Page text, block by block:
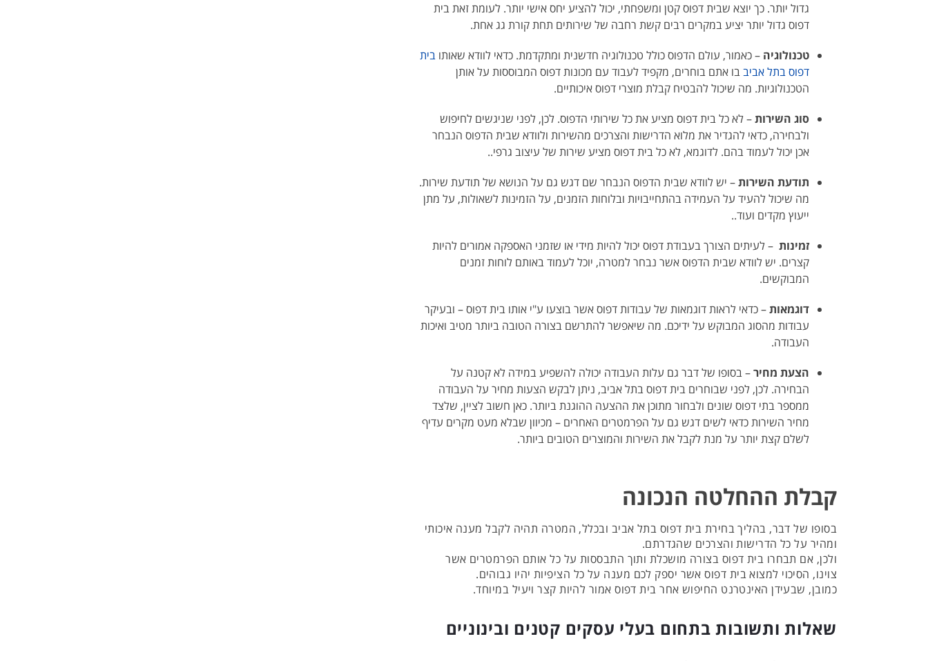
גדול יותר. כך יוצא שבית דפוס קטן ומשפחתי, יכול להציע יחס אישי יותר. לעומת זאת בית
דפוס גדול יותר יציע במקרים רבים קשת רחבה של שירותים תחת קורת גג אחת.
טכנולוגיה – כאמור, עולם הדפוס כולל טכנולוגיה חדשנית ומתקדמת. כדאי לוודא שאותו בית
דפוס בתל אביבבו אתם בוחרים, מקפיד לעבוד עם מכונות דפוס המבוססות על אותן
הטכנולוגיות. מה שיכול להבטיח קבלת מוצרי דפוס איכותיים.
סוג השירות– לא כל בית דפוס מציע את כל שירותי הדפוס. לכן, לפני שניגשים לחיפוש
ולבחירה, כדאי להגדיר את מלוא הדרישות והצרכים מהשירות ולוודא שבית הדפוס הנבחר
אכן יכול לעמוד בהם. לדוגמא, לא כל בית דפוס מציע שירות של עיצוב גרפי..
תודעת השירות– יש לוודא שבית הדפוס הנבחר שם דגש גם על הנושא של תודעת שירות.
מה שיכול להעיד על העמידה בהתחייבויות ובלוחות הזמנים, על הזמינות לשאולות, על מתן
ייעוץ מקדים ועוד..
זמינות – לעיתים הצורך בעבודת דפוס יכול להיות מידי או שזמני האספקה אמורים להיות
קצרים. יש לוודא שבית הדפוס אשר נבחר למטרה, יוכל לעמוד באותם לוחות זמנים
המבוקשים.
דוגמאות– כדאי לראות דוגמאות של עבודות דפוס אשר בוצעו ע"י אותו בית דפוס – ובעיקר
עבודות מהסוג המבוקש על ידיכם. מה שיאפשר להתרשם בצורה הטובה ביותר מטיב ואיכות
העבודה.
הצעת מחיר– בסופו של דבר גם עלות העבודה יכולה להשפיע במידה לא קטנה על
הבחירה. לכן, לפני שבוחרים בית דפוס בתל אביב, ניתן לבקש הצעות מחיר על העבודה
ממספר בתי דפוס שונים ולבחור מתוכן את ההצעה ההוגנת ביותר. כאן חשוב לציין, שלצד
מחיר השירות כדאי לשים דגש גם על הפרמטרים האחרים – מכיוון שבלא מעט מקרים עדיף
לשלם קצת יותר על מנת לקבל את השירות והמוצרים הטובים ביותר.
קבלת ההחלטה הנכונה
בסופו של דבר, בהליך בחירת בית דפוס בתל אביב ובכלל, המטרה תהיה לקבל מענה איכותי
ומהיר על כל הדרישות והצרכים שהגדרתם.
ולכן, אם תבחרו בית דפוס בצורה מושכלת ותוך התבססות על כל אותם הפרמטרים אשר
צוינו, הסיכוי למצוא בית דפוס אשר יספק לכם מענה על כל הציפיות יהיו גבוהים.
כמובן, שבעידן האינטרנט החיפוש אחר בית דפוס אמור להיות קצר ויעיל במיוחד.
שאלות ותשובות בתחום בעלי עסקים קטנים ובינוניים